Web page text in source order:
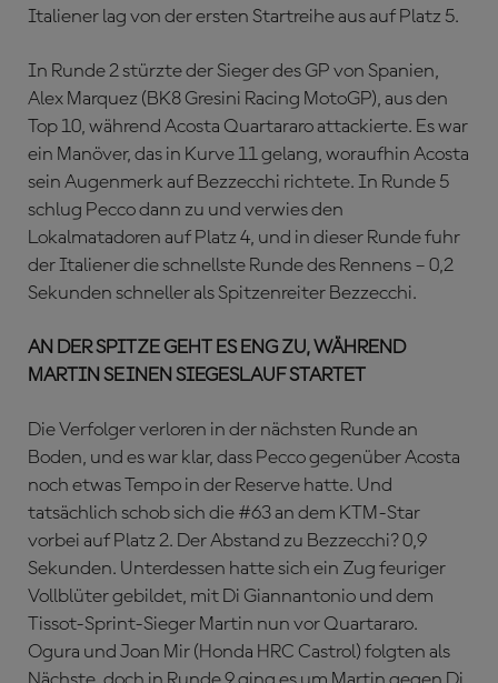
Italiener lag von der ersten Startreihe aus auf Platz 5.
In Runde 2 stürzte der Sieger des GP von Spanien,
Alex Marquez (BK8 Gresini Racing MotoGP), aus den
Top 10, während Acosta Quartararo attackierte. Es war
ein Manöver, das in Kurve 11 gelang, woraufhin Acosta
sein Augenmerk auf Bezzecchi richtete. In Runde 5
schlug Pecco dann zu und verwies den
Lokalmatadoren auf Platz 4, und in dieser Runde fuhr
der Italiener die schnellste Runde des Rennens – 0,2
Sekunden schneller als Spitzenreiter Bezzecchi.
AN DER SPITZE GEHT ES ENG ZU, WÄHREND
MARTIN SEINEN SIEGESLAUF STARTET
Die Verfolger verloren in der nächsten Runde an
Boden, und es war klar, dass Pecco gegenüber Acosta
noch etwas Tempo in der Reserve hatte. Und
tatsächlich schob sich die #63 an dem KTM-Star
vorbei auf Platz 2. Der Abstand zu Bezzecchi? 0,9
Sekunden. Unterdessen hatte sich ein Zug feuriger
Vollblüter gebildet, mit Di Giannantonio und dem
Tissot-Sprint-Sieger Martin nun vor Quartararo.
Ogura und Joan Mir (Honda HRC Castrol) folgten als